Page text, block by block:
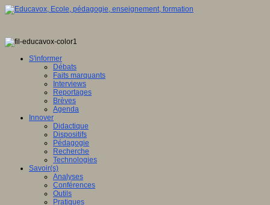
S'informer
Débats
Faits marquants
Interviews
Reportages
Brèves
Agenda
Innover
Didactique
Dispositifs
Pédagogie
Recherche
Technologies
Savoir(s)
Analyses
Conférences
Outils
Pratiques